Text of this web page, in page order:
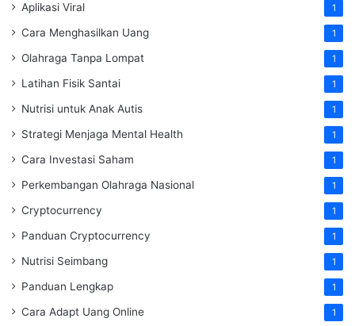
Aplikasi Viral 1
Cara Menghasilkan Uang 1
Olahraga Tanpa Lompat 1
Latihan Fisik Santai 1
Nutrisi untuk Anak Autis 1
Strategi Menjaga Mental Health 1
Cara Investasi Saham 1
Perkembangan Olahraga Nasional 1
Cryptocurrency 1
Panduan Cryptocurrency 1
Nutrisi Seimbang 1
Panduan Lengkap 1
Cara Adapt Uang Online 1